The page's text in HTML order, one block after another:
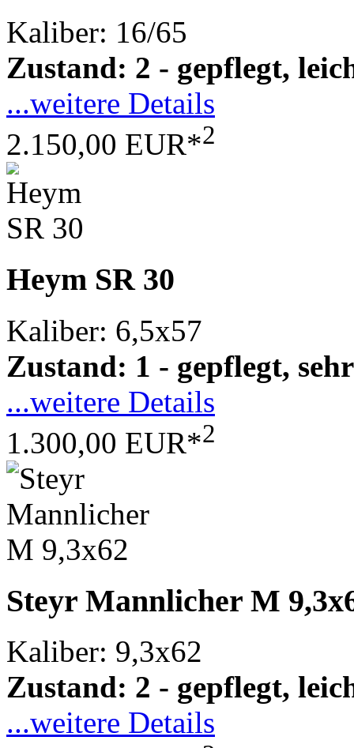
Kaliber: 16/65
Zustand: 2 - gepflegt,
...weitere Details
2.150,00 EUR*2
Heym SR 30
Kaliber: 6,5x57
Zustand: 1 - gepflegt,
...weitere Details
1.300,00 EUR*2
Steyr Mannlicher M
Kaliber: 9,3x62
Zustand: 2 - gepflegt,
...weitere Details